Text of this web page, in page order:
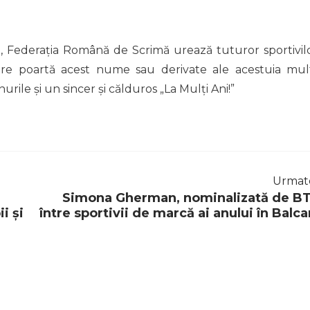
Federația Română de Scrimă urează tuturor
poartă acest nume sau derivate ale acestuia
și un sincer și călduros „La Mulți Ani!”
și
Simona Gherman, nominalizată de
între sportivii de marcă ai anului în